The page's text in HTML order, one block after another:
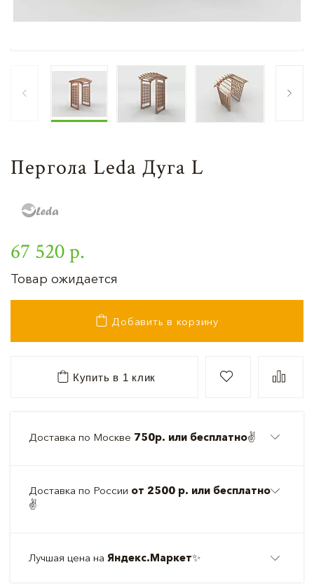
Пергола Leda Дуга L
67 520 р.
Товар ожидается
Добавить в корзину
Купить в 1 клик
Доставка по Москве 750р. или бесплатно✌️
Доставка по России от 2500 р. или бесплатно
✌️
Лучшая цена на Яндекс.Маркет✨